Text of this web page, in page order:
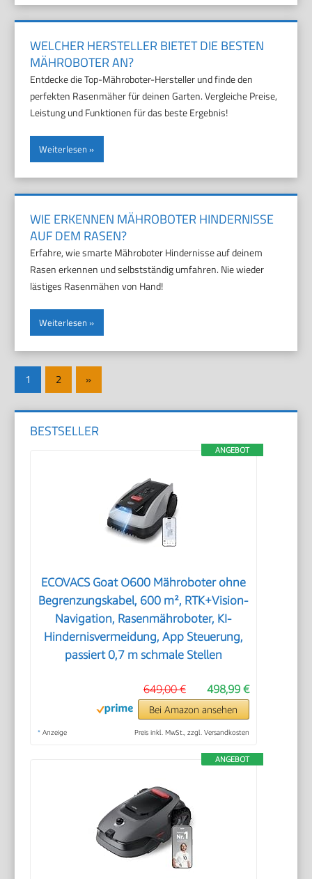
WELCHER HERSTELLER BIETET DIE BESTEN
MÄHROBOTER AN?
Entdecke die Top-Mähroboter-Hersteller und finde den
perfekten Rasenmäher für deinen Garten. Vergleiche Preise,
Leistung und Funktionen für das beste Ergebnis!
Weiterlesen
WIE ERKENNEN MÄHROBOTER HINDERNISSE
AUF DEM RASEN?
Erfahre, wie smarte Mähroboter Hindernisse auf deinem
Rasen erkennen und selbstständig umfahren. Nie wieder
lästiges Rasenmähen von Hand!
Weiterlesen
Seitennummerierung
der
Beiträge
1 2
Nächste
Beiträge
»
BESTSELLER
ANGEBOT
ECOVACS Goat O600 Mähroboter ohne
Begrenzungskabel, 600 m², RTK+Vision-
Navigation, Rasenmähroboter, KI-
Hindernisvermeidung, App Steuerung,
passiert 0,7 m schmale Stellen
498,99 €
649,00 €
Bei Amazon ansehen
* Anzeige Preis inkl. MwSt., zzgl. Versandkosten
ANGEBOT